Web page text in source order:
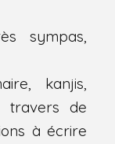
sympas,
kanjis,
travers de
à écrire